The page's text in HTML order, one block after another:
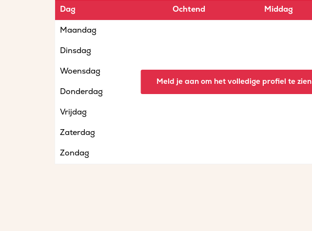
Dag Ochtend Middag
Maandag
Dinsdag
Woensdag
Donderdag
Vrijdag
Zaterdag
Zondag
Meld je aan om het volledige profiel te zien